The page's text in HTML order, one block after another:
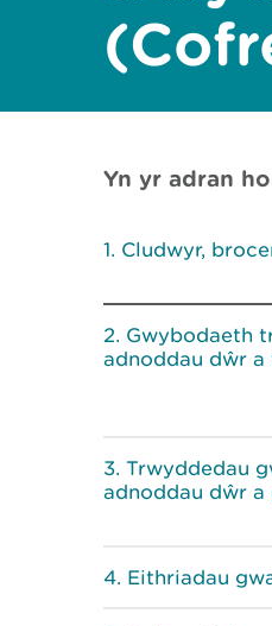
Yn yr adran
Cludwyr,
Gwybodaeth
adnoddau dŵr
Trwyddedau
adnoddau dŵr
Eithriadau